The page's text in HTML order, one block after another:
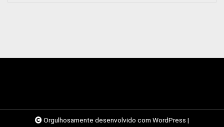
Orgulhosamente desenvolvido com WordPress |